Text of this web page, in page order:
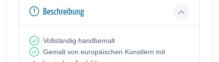
Beschreibung
Vollständig handbemalt
Gemalt von europäischen Künstlern mit